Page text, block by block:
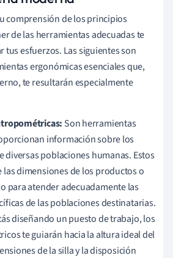
comprensión de los principios
de las herramientas adecuadas te
tus esfuerzos. Las siguientes son
ergonómicas esenciales que,
te resultarán especialmente
Son herramientas
información sobre los
diversas poblaciones humanas. Estos
dimensiones de los productos o
para atender adecuadamente las
de las poblaciones destinatarias.
diseñando un puesto de trabajo, los
te guiarán hacia la altura ideal del
de la silla y la disposición